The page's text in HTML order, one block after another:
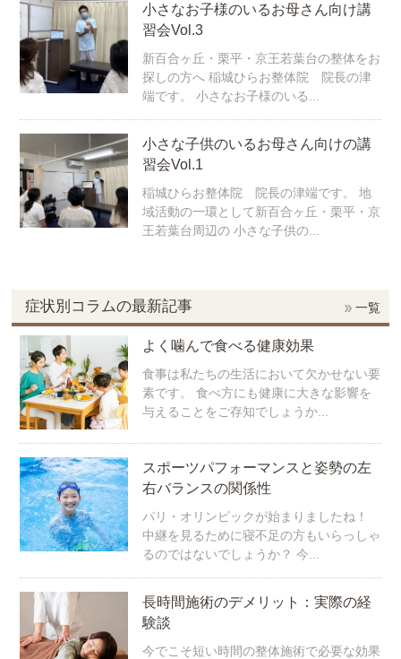
小さなお子様のいるお母さん向け講
習会Vol.3
新百合ヶ丘・栗平・京王若葉台の整体をお
探しの方へ 稲城ひらお整体院 院長の津
端です。 小さなお子様のいる...
小さな子供のいるお母さん向けの講
習会Vol.1
稲城ひらお整体院 院長の津端です。 地
域活動の一環として新百合ヶ丘・栗平・京
王若葉台周辺の 小さな子供の...
症状別コラムの最新記事 一覧
よく噛んで食べる健康効果
食事は私たちの生活において欠かせない要
素です。 食べ方にも健康に大きな影響を
与えることをご存知でしょうか...
スポーツパフォーマンスと姿勢の左
右バランスの関係性
パリ・オリンピックが始まりましたね！
中継を見るために寝不足の方もいらっしゃ
るのではないでしょうか？ 今...
長時間施術のデメリット：実際の経
験談
今でこそ短い時間の整体施術で必要な効果